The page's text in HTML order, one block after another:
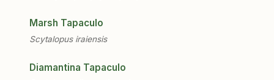
Marsh Tapaculo
Scytalopus iraiensis
Diamantina Tapaculo